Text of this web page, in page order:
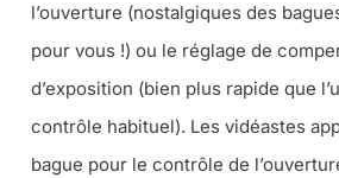
l’ouverture (nostalgiques des
pour vous !) ou le réglage de
d’exposition (bien plus rapide que
contrôle habituel). Les vidéastes
bague pour le contrôle de